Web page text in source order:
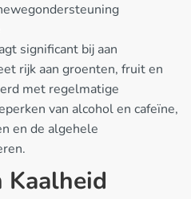
significant bij aan
rijk aan groenten, fruit en
met regelmatige
van alcohol en cafeïne,
en de algehele
Kaalheid